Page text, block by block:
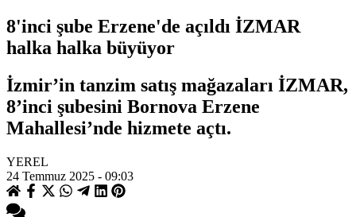
8'inci şube Erzene'de açıldı İZMAR
halka halka büyüyor
İzmir’in tanzim satış mağazaları İZMAR,
8’inci şubesini Bornova Erzene
Mahallesi’nde hizmete açtı.
YEREL
24 Temmuz 2025 - 09:03